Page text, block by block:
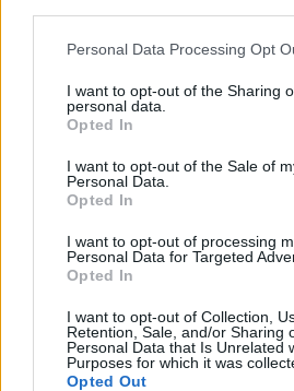
Personal Data Processing Opt
I want to opt-out of the Sharing
personal data.
Opted In
I want to opt-out of the Sale of
Personal Data.
Opted In
I want to opt-out of processing
Personal Data for Targeted
Opted In
I want to opt-out of Collection,
Retention, Sale, and/or Sharing
Personal Data that Is Unrelated
Purposes for which it was
Opted Out